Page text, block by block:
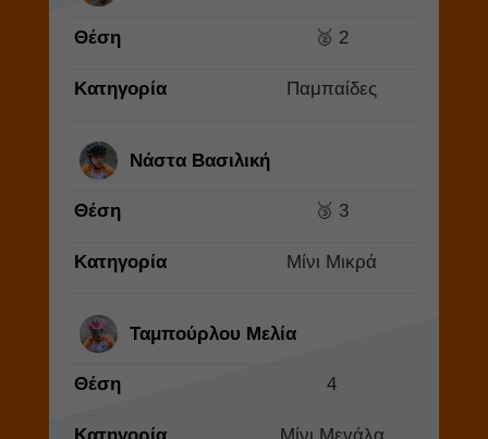
Θέση 🥈 2
Κατηγορία Παμπαίδες
Νάστα Βασιλική
Θέση 🥉 3
Κατηγορία Μίνι Μικρά
Ταμπούρλου Μελία
Θέση 4